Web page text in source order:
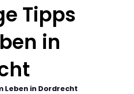
Tipps
in
Leben in Dordrecht